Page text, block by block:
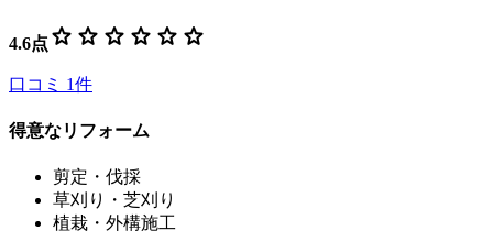
4.6点 star star star star star star
口コミ 1件
得意なリフォーム
剪定・伐採
草刈り・芝刈り
植栽・外構施工